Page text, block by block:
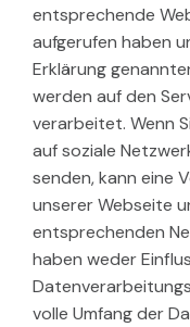
entsprechende
aufgerufen haben
Erklärung
werden auf den
verarbeitet. Wenn
auf soziale
senden, kann eine
unserer Webseite
entsprechenden
haben weder
volle Umfang der